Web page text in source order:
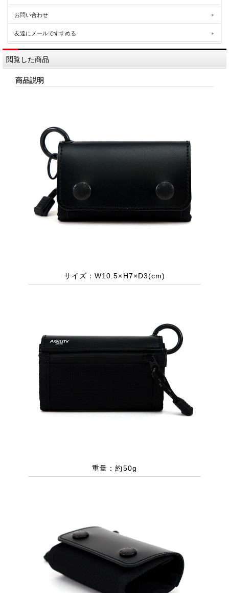
お問い合わせ
友達にメールですすめる
閲覧した商品
商品説明